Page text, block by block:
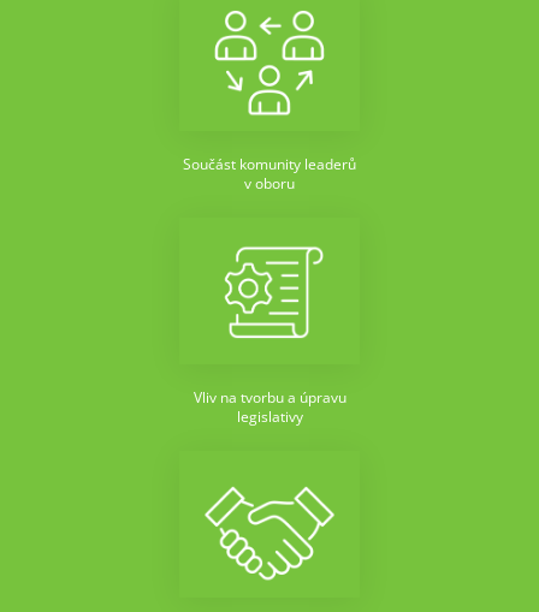
Součást komunity leaderů
v oboru
Vliv na tvorbu a úpravu
legislativy